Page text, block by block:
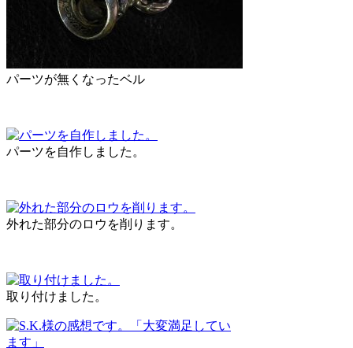
パーツが無くなったベル
パーツを自作しました。
外れた部分のロウを削ります。
取り付けました。